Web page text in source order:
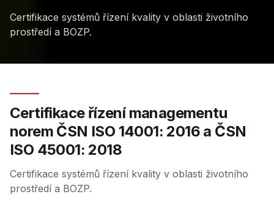
Certifikace systémů řízení kvality v oblasti životního
prostředí a BOZP.
Certifikace řízení managementu
norem ČSN ISO 14001: 2016 a ČSN
ISO 45001: 2018
Certifikace systémů řízení kvality v oblasti životního
prostředí a BOZP.